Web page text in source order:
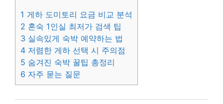
1 게하 도미토리 요금 비교 분석
2 혼숙 1인실 최저가 검색 팁
3 실속있게 숙박 예약하는 법
4 저렴한 게하 선택 시 주의점
5 숨겨진 숙박 꿀팁 총정리
6 자주 묻는 질문